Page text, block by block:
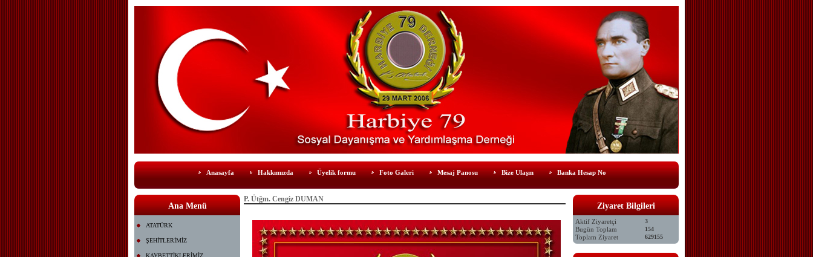
Anasayfa Hakkımızda Üyelik formu Foto Galeri Mesaj Panosu Bize Ulaşın Banka Hesap No
Ana Menü
ATATÜRK
ŞEHİTLERİMİZ
KAYBETTİKLERİMİZ
P. Ütğm. Cengiz DUMAN
Ziyaret Bilgileri
Aktif Ziyaretçi 3
Bugün Toplam 154
Toplam Ziyaret 629155